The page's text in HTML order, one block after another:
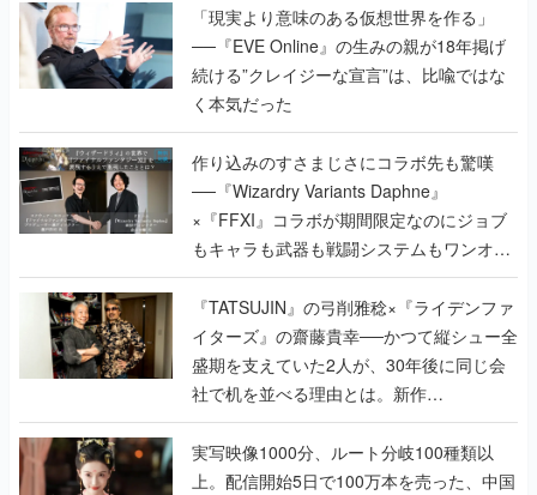
「現実より意味のある仮想世界を作る」
──『EVE Online』の生みの親が18年掲げ
続ける”クレイジーな宣言”は、比喩ではな
く本気だった
作り込みのすさまじさにコラボ先も驚嘆
──『Wizardry Variants Daphne』
×『FFXI』コラボが期間限定なのにジョブ
もキャラも武器も戦闘システムもワンオフ
で作り込まれた理由を両ディレクターに聞
く
『TATSUJIN』の弓削雅稔×『ライデンファ
イターズ』の齋藤貴幸──かつて縦シュー全
盛期を支えていた2人が、30年後に同じ会
社で机を並べる理由とは。新作
『TATSUJIN EXTREME』で初タッグを組
んだレジェンド2人に訊く開発秘話
実写映像1000分、ルート分岐100種類以
上。配信開始5日で100万本を売った、中国